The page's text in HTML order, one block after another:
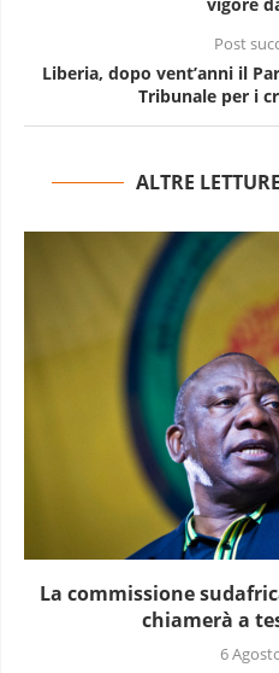
Post
Liberia, dopo vent’anni il
Tribunale per i
ALTRE
La commissione
chiamerà a
6